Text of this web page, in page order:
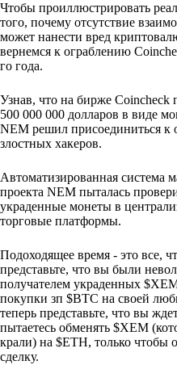
Чтобы проиллюстрировать
того, почему отсутствие
может нанести вред
вернемся к ограблению
го года.
Узнав, что на бирже Coincheck
500 000 000 долларов в виде
NEM решил присоединиться к
злостных хакеров.
Автоматизированная система
проекта NEM пыталась
украденные монеты в
торговые платформы.
Подоходящее время - это все,
представьте, что вы были
получателем украденных
покупки зп $BTC на своей
теперь представьте, что вы
пытаетесь обменять $XEM
крали) на $ETH, только чтобы
сделку.